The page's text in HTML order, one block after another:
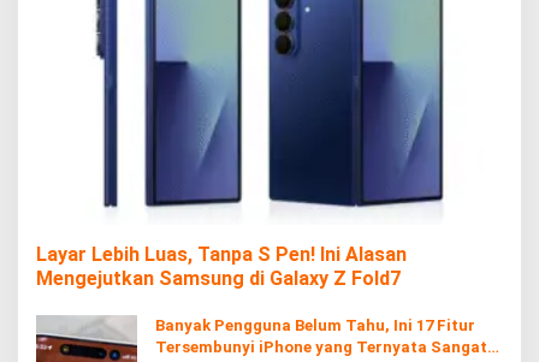
Layar Lebih Luas, Tanpa S Pen! Ini Alasan
Mengejutkan Samsung di Galaxy Z Fold7
Banyak Pengguna Belum Tahu, Ini 17 Fitur
Tersembunyi iPhone yang Ternyata Sangat